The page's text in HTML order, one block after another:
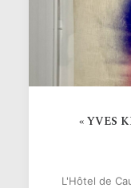
« YVES
L'Hôtel de